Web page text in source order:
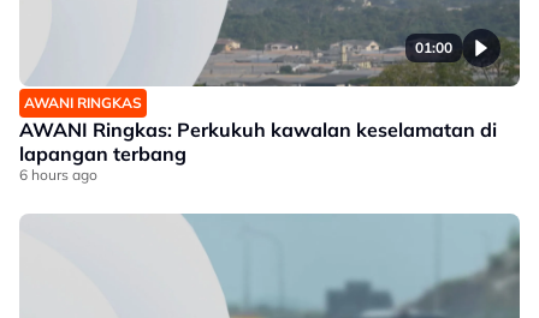
01:00
AWANI RINGKAS
AWANI Ringkas: Perkukuh kawalan keselamatan di
lapangan terbang
6 hours ago